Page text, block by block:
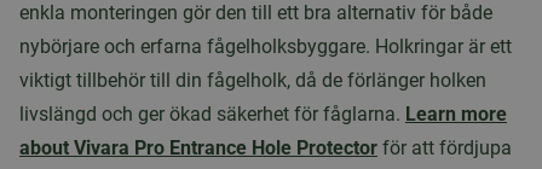
enkla monteringen gör den till ett bra alternativ för både
nybörjare och erfarna fågelholksbyggare. Holkringar är ett
viktigt tillbehör till din fågelholk, då de förlänger holken
livslängd och ger ökad säkerhet för fåglarna. Learn more
about Vivara Pro Entrance Hole Protector för att fördjupa